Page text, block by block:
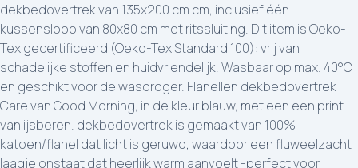
dekbedovertrek van 135x200 cm cm, inclusief één
kussensloop van 80x80 cm met ritssluiting. Dit item is Oeko-
Tex gecertificeerd (Oeko-Tex Standard 100): vrij van
schadelijke stoffen en huidvriendelijk. Wasbaar op max. 40°C
en geschikt voor de wasdroger. Flanellen dekbedovertrek
Care van Good Morning, in de kleur blauw, met een een print
van ijsberen. dekbedovertrek is gemaakt van 100%
katoen/flanel dat licht is geruwd, waardoor een fluweelzacht
laagje onstaat dat heerlijk warm aanvoelt -perfect voor